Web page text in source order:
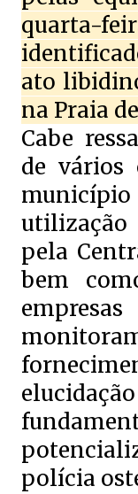
quarta-
ato
na Praia
Cabe
de vários
pela
bem
polícia